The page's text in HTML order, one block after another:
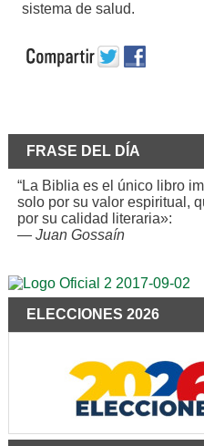
sistema de salud.
FRASE DEL DÍA
“La Biblia es el único libro
solo por su valor espiritual,
por su calidad literaria»:
— Juan Gossaín
ELECCIONES 2026